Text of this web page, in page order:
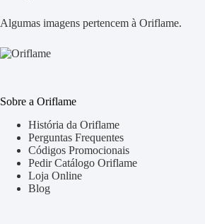
Algumas imagens pertencem à Oriflame.
Sobre a Oriflame
História da Oriflame
Perguntas Frequentes
Códigos Promocionais
Pedir Catálogo Oriflame
Loja Online
Blog